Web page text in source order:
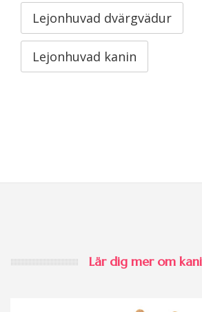
Lejonhuvad dvärgvädur
Lejonhuvad kanin
Lär dig mer om